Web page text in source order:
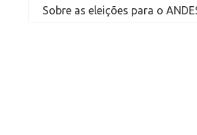
Sobre as eleições para o